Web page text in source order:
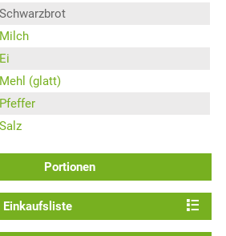
Schwarzbrot
Milch
Ei
Mehl (glatt)
Pfeffer
Salz
Portionen
Einkaufsliste